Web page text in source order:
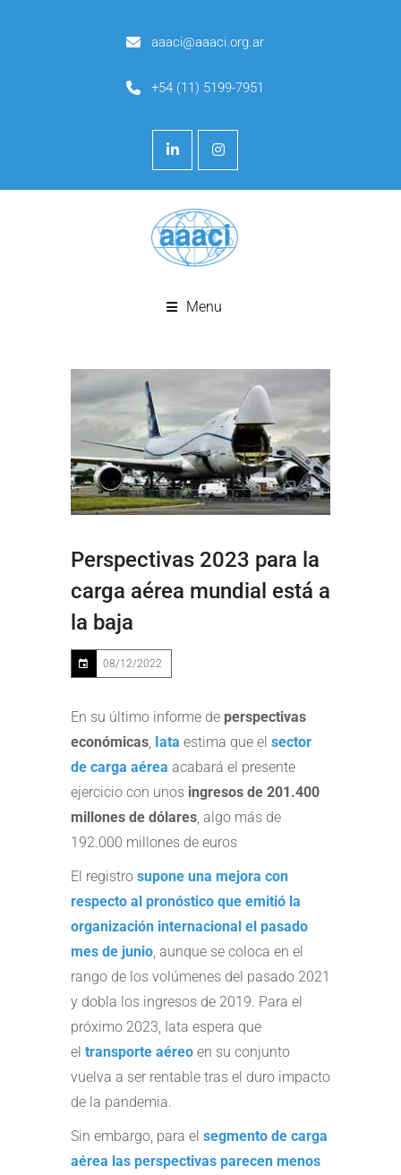
aaaci@aaaci.org.ar
+54 (11) 5199-7951
Menu
Perspectivas 2023 para la
carga aérea mundial está a
la baja
08/12/2022
En su último informe de perspectivas
económicas Iata estima que el sector
de carga aérea acabará el presente
ejercicio con unos ingresos de 201.400
millones de dólares , algo más de
192.000 millones de euros
El registro supone una mejora con
respecto al pronóstico que emitió la
organización internacional el pasado
mes de junio , aunque se coloca en el
rango de los volúmenes del pasado 2021
y dobla los ingresos de 2019. Para el
próximo 2023, Iata espera que
el transporte aéreo en su conjunto
vuelva a ser rentable tras el duro impacto
de la pandemia.
Sin embargo, para el segmento de carga
aérea las perspectivas parecen menos